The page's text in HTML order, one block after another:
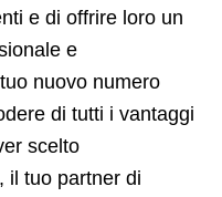
e di offrire loro un
e
nuovo numero
di tutti i vantaggi
scelto
il tuo partner di